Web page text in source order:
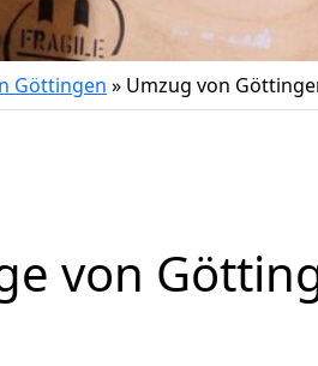
Göttingen » Umzug von
von